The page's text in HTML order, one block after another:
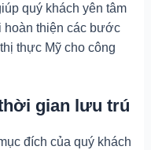
quý khách yên tâm
hoàn thiện các bước
thực Mỹ cho công
gian lưu trú
đích của quý khách